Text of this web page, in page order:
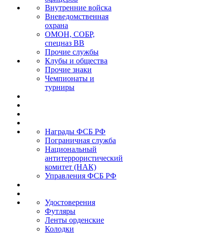
Внутренние войска
Вневедомственная
охрана
ОМОН, СОБР,
спецназ ВВ
Прочие службы
Клубы и общества
Прочие знаки
Чемпионаты и
турниры
Награды ФСБ РФ
Пограничная служба
Национальный
антитеррористический
комитет (НАК)
Управления ФСБ РФ
Удостоверения
Футляры
Ленты орденские
Колодки